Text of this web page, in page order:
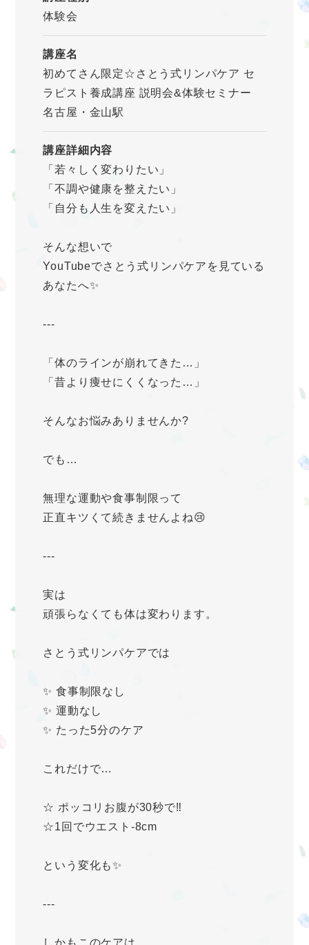
体験会
講座名
初めてさん限定☆さとう式リンパケア セ
ラピスト養成講座 説明会&体験セミナー
名古屋・金山駅
講座詳細内容
「若々しく変わりたい」
「不調や健康を整えたい」
「自分も人生を変えたい」
そんな想いで
YouTubeでさとう式リンパケアを見ている
あなたへ✨
---
「体のラインが崩れてきた…」
「昔より痩せにくくなった…」
そんなお悩みありませんか?
でも…
無理な運動や食事制限って
正直キツくて続きませんよね😢
---
実は
頑張らなくても体は変わります。
さとう式リンパケアでは
✨ 食事制限なし
✨ 運動なし
✨ たった5分のケア
これだけで…
☆ ポッコリお腹が30秒で‼️
☆1回でウエスト-8cm
という変化も✨
---
しかもこのケアは